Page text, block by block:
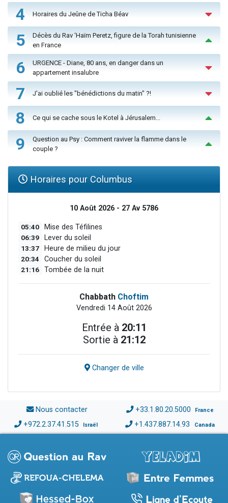
4 Horaires du Jeûne de Ticha Béav
5
Décès du Rav ‘Haïm Peretz, figure de la Torah tunisienne
en France
6
URGENCE - Diane, 80 ans, en danger dans un
appartement insalubre
7 J'ai oublié les "bénédictions du matin" ?!
8 Ce qui se cache sous le Kotel à Jérusalem...
9
Question au Psy : Comment raviver la flamme dans le
couple ?
Horaires pour Columbus
10 Août 2026 - 27 Av 5786
05:40 Mise des Téfilines
06:39 Lever du soleil
13:37 Heure de milieu du jour
20:34 Coucher du soleil
21:16 Tombée de la nuit
Chabbath Choftim
Vendredi 14 Août 2026
Entrée à 20:11
Sortie à 21:12
Changer de ville
Nous contacter +33.1.80.20.5000 France
+972.2.37.41.515 Israël +1.437.887.14.93 Canada